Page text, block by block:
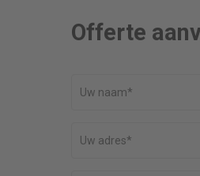
Offerte